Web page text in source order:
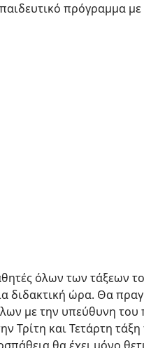
πρόγραμμα
όλων των τάξεων
διδακτική ώρα. Θα
με την υπεύθυνη
Τρίτη και Τετάρτη